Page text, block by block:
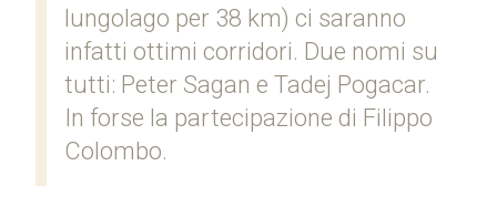
lungolago per 38 km) ci saranno
infatti ottimi corridori. Due nomi su
tutti: Peter Sagan e Tadej Pogacar.
In forse la partecipazione di Filippo
Colombo.